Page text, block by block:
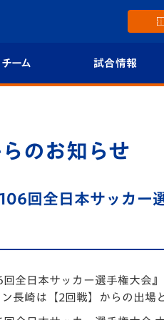
ーム
ー
ール
フィール
試合情報
フォトギャラリー
スタジアムグルメ
のお知らせ
回全日本サッカ
回全日本サッカー選手権大会
長崎は【2回戦】からの出場